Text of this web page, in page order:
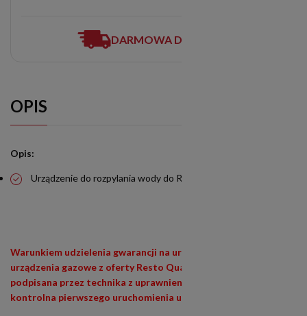
DARMOWA DOSTAWA
OPIS
Opis:
Urządzenie do rozpylania wody do RQH-114
Warunkiem udzielenia gwarancji na urządzenia siłowe (400V) i
urządzenia gazowe z oferty Resto Quality jest wypełniona i
podpisana przez technika z uprawnieniami (E1,E3) lista
kontrolna pierwszego uruchomienia urządzenia